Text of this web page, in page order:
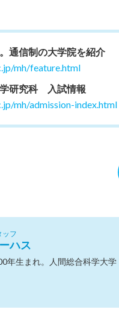
通信制の大学院を紹介
mh/feature.html
研究科 入試情報
mh/admission-index.html
ッフ
ハス
年生まれ。人間総合科学大